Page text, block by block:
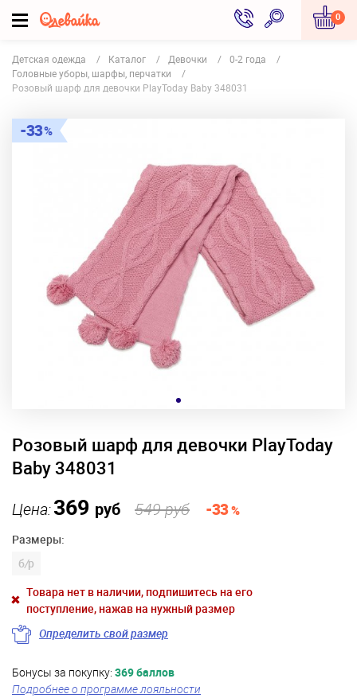
0
Детская одежда Каталог Девочки
0-2 года
Головные уборы, шарфы, перчатки
Розовый шарф для девочки PlayToday Baby 348031
33
Розовый шарф для девочки PlayToday
Baby 348031
Цена:369 руб 549 руб -33%
Размеры:
б/р
Товара нет в наличии, подпишитесь на его
поступление, нажав на нужный размер
Определить свой размер
Бонусы за покупку: 369 баллов
Подробнее о программе лояльности